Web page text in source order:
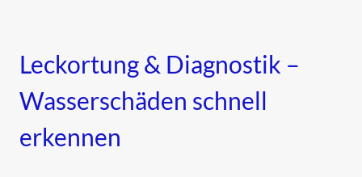
Leckortung & Diagnostik –
Wasserschäden schnell
erkennen